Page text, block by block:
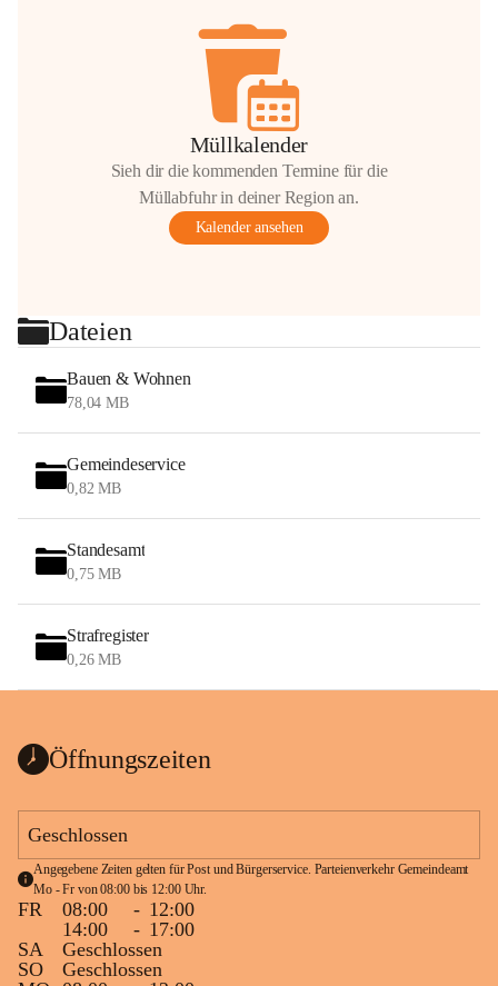
Müllkalender
Sieh dir die kommenden Termine für die
Müllabfuhr in deiner Region an.
Kalender ansehen
Dateien
Bauen & Wohnen
78,04 MB
Gemeindeservice
0,82 MB
Standesamt
0,75 MB
Strafregister
0,26 MB
Öffnungszeiten
Geschlossen
Angegebene Zeiten gelten für Post und Bürgerservice. Parteienverkehr Gemeindeamt
Mo - Fr von 08:00 bis 12:00 Uhr.
FR 08:00 - 12:00
14:00
- 17:00
SA
Geschlossen
SO
Geschlossen